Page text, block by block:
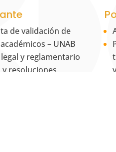
de validación de
– UNAB
y reglamentario
y resoluciones